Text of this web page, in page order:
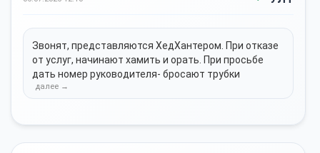
Звонят, представляются ХедХантером. При отказе
от услуг, начинают хамить и орать. При просьбе
дать номер руководителя- бросают трубки